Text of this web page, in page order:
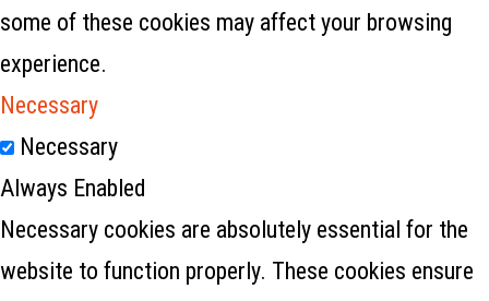
some of these cookies may affect your browsing
experience.
Necessary
Necessary
Always Enabled
Necessary cookies are absolutely essential for the
website to function properly. These cookies ensure